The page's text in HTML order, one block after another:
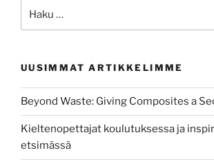
UUSIMMAT ARTIKKELIMME
Beyond Waste: Giving Composites a
Kieltenopettajat koulutuksessa ja
etsimässä